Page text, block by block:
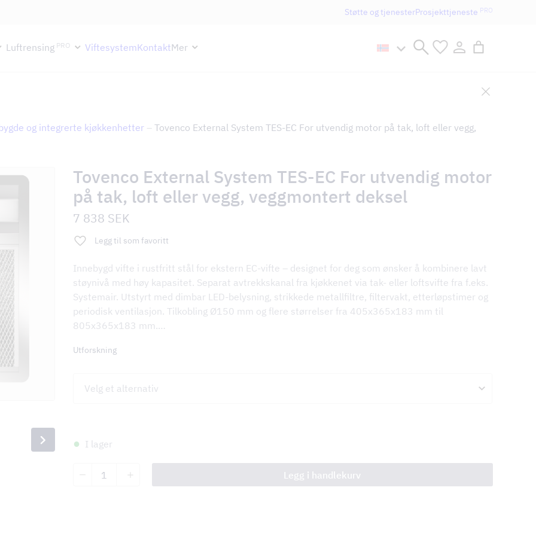
håller semesterstängt under vecka 29–31. Storköksverksamheten håller öppet som vanligt.Støtte og tjenesterProsjekttjeneste PRO
Luftrensing PRO ViftesystemKontaktMer
og integrerte kjøkkenhetter – Tovenco External System TES-EC For utvendig motor på tak, loft eller vegg,
Tovenco External System TES-EC For utvendig motor
på tak, loft eller vegg, veggmontert deksel
7 838 SEK
Legg til som favoritt
Innebygd vifte i rustfritt stål for ekstern EC-vifte – designet for deg som ønsker å kombinere lavt
støynivå med høy kapasitet. Separat avtrekkskanal fra kjøkkenet via tak- eller loftsvifte fra f.eks.
Systemair. Utstyrt med dimbar LED-belysning, strikkede metallfiltre, filtervakt, etterløpstimer og
periodisk ventilasjon. Tilkobling Ø150 mm og flere størrelser fra 405x365x183 mm til
805x365x183 mm.…
Utforskning
I lager
External
Legg i handlekurv